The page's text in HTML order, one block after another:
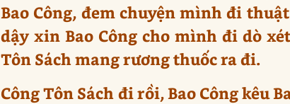
Bao Công, đem chuyện mình đi
dậy xin Bao Công cho mình đi dò
Tôn Sách mang rương thuốc ra đi.
Công Tôn Sách đi rồi, Bao Công